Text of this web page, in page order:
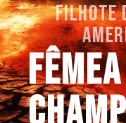
filhote
Fêmea